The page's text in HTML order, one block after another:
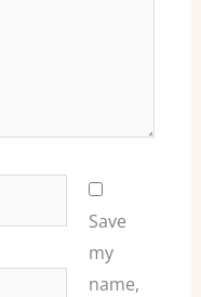
Save
my
name,